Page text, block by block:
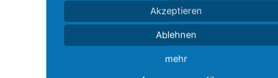
Erdkunde
Akzeptieren
Ablehnen
mehr